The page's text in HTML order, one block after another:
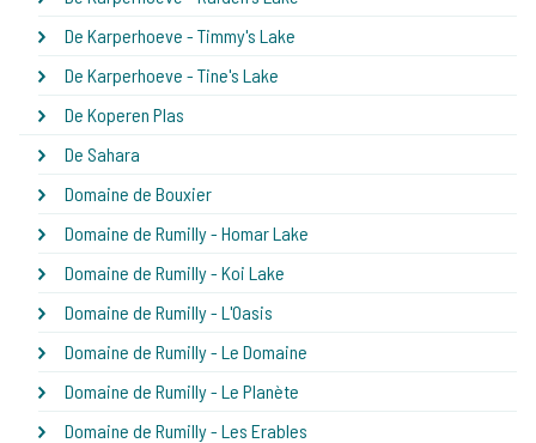
De Karperhoeve - Timmy's Lake
De Karperhoeve - Tine's Lake
De Koperen Plas
De Sahara
Domaine de Bouxier
Domaine de Rumilly - Homar Lake
Domaine de Rumilly - Koi Lake
Domaine de Rumilly - L'Oasis
Domaine de Rumilly - Le Domaine
Domaine de Rumilly - Le Planète
Domaine de Rumilly - Les Erables